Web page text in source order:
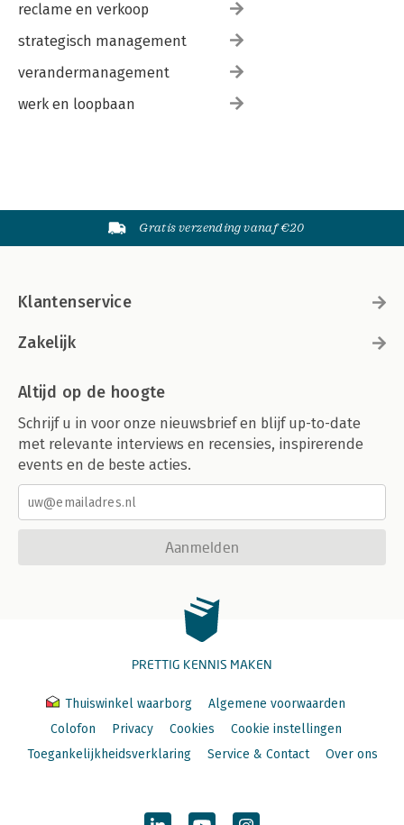
reclame en verkoop
strategisch management
verandermanagement
werk en loopbaan
Gratis verzending vanaf €20
Klantenservice
Zakelijk
Altijd op de hoogte
Schrijf u in voor onze nieuwsbrief en blijf up-to-date
met relevante interviews en recensies, inspirerende
events en de beste acties.
Aanmelden
PRETTIG KENNIS MAKEN
Thuiswinkel waarborg
Algemene voorwaarden
Colofon
Privacy Cookies
Cookie instellingen
Toegankelijkheidsverklaring
Service & Contact Over ons